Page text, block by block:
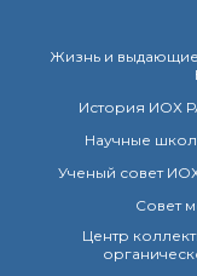
Жизнь и
История ИОХ
Научные
Ученый совет
Совет
Центр